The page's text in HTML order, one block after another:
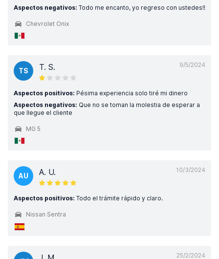
Aspectos negativos: Todo me encanto, yo regreso con ustedes!!
Chevrolet Onix
9/5/2024
TS T. S.
Aspectos positivos: Pésima experiencia solo tiré mi dinero
Aspectos negativos: Que no se toman la molestia de esperar a
que llegue el cliente
MG 5
10/3/2024
AU A. U.
Aspectos positivos: Todo el trámite rápido y claro.
Nissan Sentra
25/2/2024